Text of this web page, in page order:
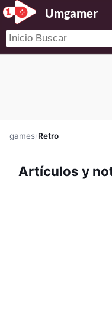
Umgamer
games/Retro
Artículos y